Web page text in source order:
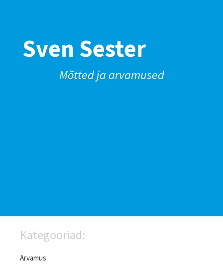
Sven Sester
Mõtted ja arvamused
Kategooriad:
Arvamus